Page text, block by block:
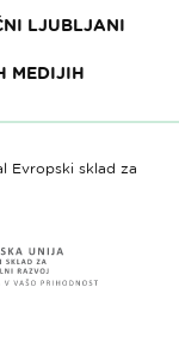
LJUBLJANI
MEDIJIH
Evropski sklad za
do
spletne